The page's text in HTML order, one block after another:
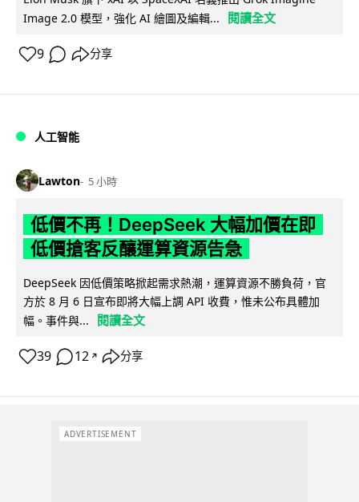
Image 2.0 模型，強化 AI 繪圖及編輯...
閱讀全文
9 分享
人工智能
Lawton 5 小時
低價不再！DeepSeek 大幅加價在即
低價搶客反釀運算資源告急
DeepSeek 因低價策略掀起需求熱潮，運算資源不勝負荷，官
方於 8 月 6 日宣布即將大幅上調 API 收費，惟未公布具體加
幅。事件與...
閱讀全文
39 12 ↗ 分享
ADVERTISEMENT